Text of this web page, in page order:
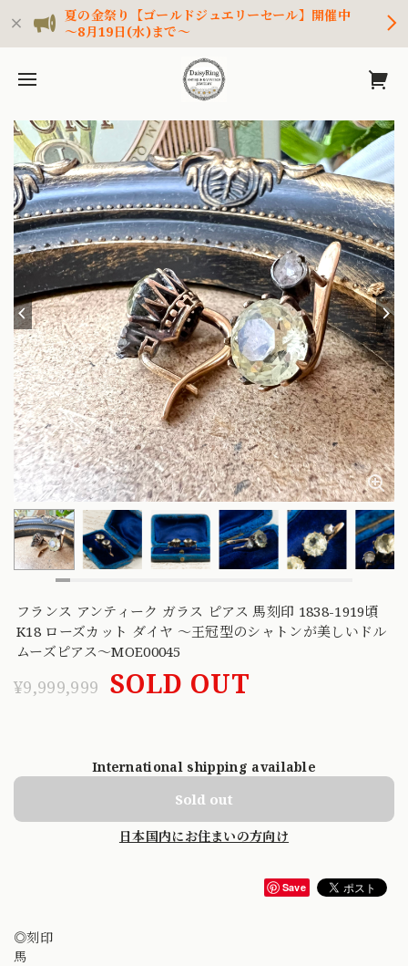
夏の金祭り【ゴールドジュエリーセール】開催中
～8月19日(水)まで～
フランス アンティーク ガラス ピアス 馬刻印 1838-1919頃
K18 ローズカット ダイヤ 〜王冠型のシャトンが美しいドル
ムーズピアス〜MOE00045
¥9,999,999 SOLD OUT
International shipping available
Sold out
日本国内にお住まいの方向け
Save
◎刻印
馬